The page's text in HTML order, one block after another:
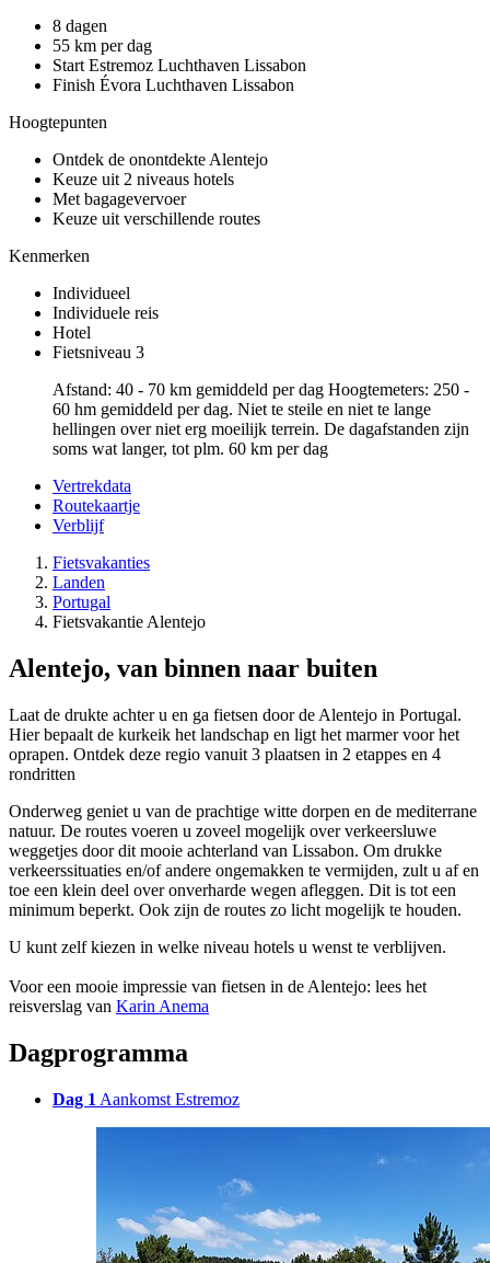
8 dagen
55 km per dag
Start Estremoz Luchthaven Lissabon
Finish Évora Luchthaven Lissabon
Hoogtepunten
Ontdek de onontdekte Alentejo
Keuze uit 2 niveaus hotels
Met bagagevervoer
Keuze uit verschillende routes
Kenmerken
Individueel
Individuele reis
Hotel
Fietsniveau 3
Afstand: 40 - 70 km gemiddeld per dag Hoogtemeters: 250 -
60 hm gemiddeld per dag. Niet te steile en niet te lange
hellingen over niet erg moeilijk terrein. De dagafstanden zijn
soms wat langer, tot plm. 60 km per dag
Vertrekdata
Routekaartje
Verblijf
Fietsvakanties
Landen
Portugal
Fietsvakantie Alentejo
Alentejo, van binnen naar buiten
Laat de drukte achter u en ga fietsen door de Alentejo in Portugal.
Hier bepaalt de kurkeik het landschap en ligt het marmer voor het
oprapen. Ontdek deze regio vanuit 3 plaatsen in 2 etappes en 4
rondritten
Onderweg geniet u van de prachtige witte dorpen en de mediterrane
natuur. De routes voeren u zoveel mogelijk over verkeersluwe
weggetjes door dit mooie achterland van Lissabon. Om drukke
verkeerssituaties en/of andere ongemakken te vermijden, zult u af en
toe een klein deel over onverharde wegen afleggen. Dit is tot een
minimum beperkt. Ook zijn de routes zo licht mogelijk te houden.
U kunt zelf kiezen in welke niveau hotels u wenst te verblijven.
Voor een mooie impressie van fietsen in de Alentejo: lees het
reisverslag van Karin Anema
Dagprogramma
Dag 1 Aankomst Estremoz